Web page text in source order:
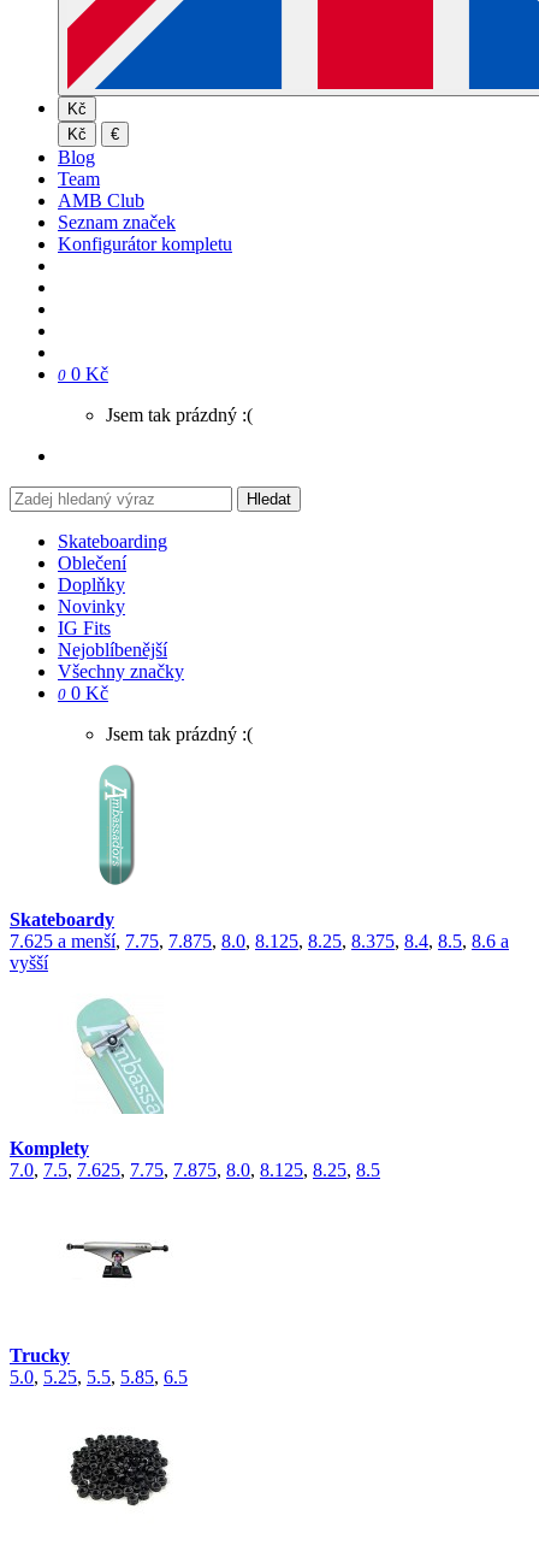
Kč
Kč
€
Blog
Team
AMB Club
Seznam značek
Konfigurátor kompletu
0 0 Kč
Jsem tak prázdný :(
Hledat
Skateboarding
Oblečení
Doplňky
Novinky
IG Fits
Nejoblíbenější
Všechny značky
0 0 Kč
Jsem tak prázdný :(
Skateboardy
7.625 a menší, 7.75, 7.875, 8.0, 8.125, 8.25, 8.375, 8.4, 8.5, 8.6 a
vyšší
Komplety
7.0, 7.5, 7.625, 7.75, 7.875, 8.0, 8.125, 8.25, 8.5
Trucky
5.0, 5.25, 5.5, 5.85, 6.5